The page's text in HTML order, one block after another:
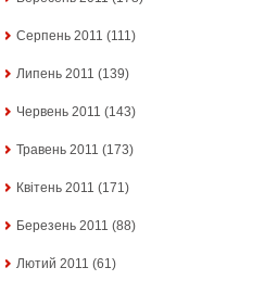
Серпень 2011 (111)
Липень 2011 (139)
Червень 2011 (143)
Травень 2011 (173)
Квітень 2011 (171)
Березень 2011 (88)
Лютий 2011 (61)